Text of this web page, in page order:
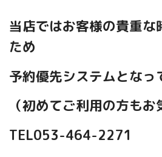
当店ではお客様の貴重な
ため
予約優先システムとなっ
（初めてご利用の方もお
TEL053-464-2271